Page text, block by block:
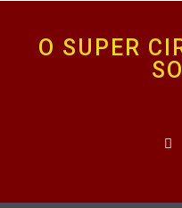
O SUPER